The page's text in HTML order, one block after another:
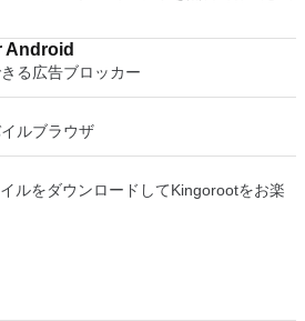
Android
る広告ブロッカー
ルブラウザ
ルをダウンロードしてKingorootをお楽